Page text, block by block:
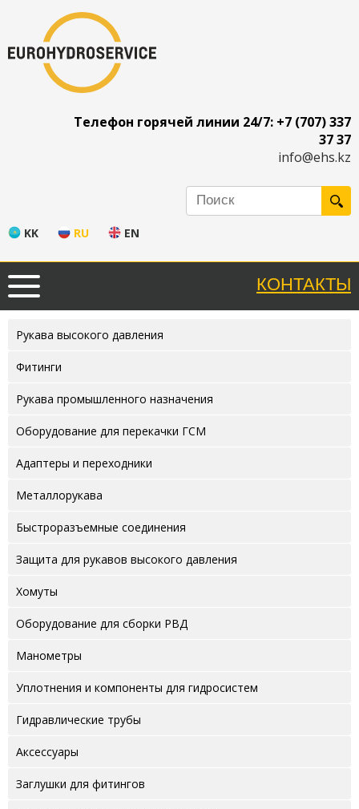
Телефон горячей линии 24/7: +7 (707) 337
37 37
info@ehs.kz
KK RU EN
КОНТАКТЫ
Рукава высокого давления
Фитинги
Рукава промышленного назначения
Оборудование для перекачки ГСМ
Адаптеры и переходники
Металлорукава
Быстроразъемные соединения
Защита для рукавов высокого давления
Хомуты
Оборудование для сборки РВД
Манометры
Уплотнения и компоненты для гидросистем
Гидравлические трубы
Аксессуары
Заглушки для фитингов